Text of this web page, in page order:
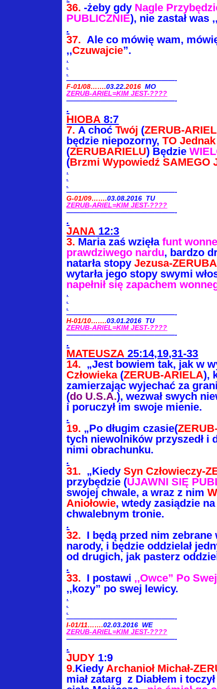
36. -żeby gdy Nagle
PUBLICZNIE), nie zastał was
.
37. Ale co mówię wam,
,,Czuwajcie”.
.
.
.
————————————————-
F-01/08…….03.22.2016 MO
ZERUB-ARIEL=KIM JEST-????
————————————————-
.
HIOBA 8:7
7. A choćTwój (ZERUB-
będzie niepozorny,TO
(ZERUBARIELU) Będzie
(Brzmi WypowiedźSAMEGO
.
.
.
————————————————-
G-01/09…….03.08.2016 TU
ZERUB-ARIEL=KIM JEST-????
————————————————-
.
JANA 12:3
3. Maria zaś wzięłafunt
prawdziwego nardu, bardzo
natarła stopyJezusa-
wytarła jego stopy swymi
napełnił się zapachem
.
.
.
————————————————-
H-01/10…….03.01.2016 TU
ZERUB-ARIEL=KIM JEST-????
————————————————-
.
MATEUSZA 25:14,19,31-33
14. „Jest bowiem tak, jak w
Człowieka(ZERUB-ARIELA),
zamierzając wyjechać za
(do U.S.A.), wezwał swych
i poruczył im swoje mienie.
.
19. „Po długim czasie(
tych niewolników przyszedł i
nimi obrachunku.
.
31. „KiedySyn Człowieczy-
przybędzie (UJAWNI SIĘ
swojej chwale, a wraz z nim
Aniołowie, wtedy zasiądzie
chwalebnym tronie.
.
32. I będą przed nim zebrane
narody, i będzie oddzielał
od drugich, jak pasterz
.
33. I postawi ,,Owce” Po
,,kozy” po swej lewicy.
.
.
.
————————————————-
I-01/11…….02.03.2016 WE
ZERUB-ARIEL=KIM JEST-????
————————————————-
.
JUDY 1:9
9.Kiedy Archanioł Michał-
miał zatarg z Diabłem i